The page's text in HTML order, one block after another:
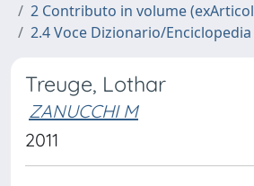
2 Contributo in volume
2.4 Voce Dizionario/Enciclopedia
Treuge, Lothar
ZANUCCHI M
2011